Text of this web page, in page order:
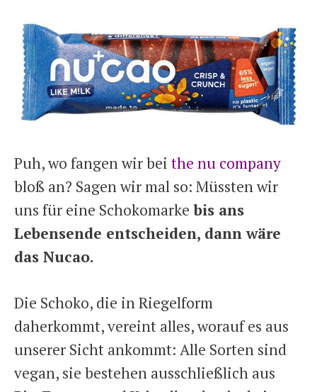
Puh, wo fangen wir bei the nu company
bloß an? Sagen wir mal so: Müssten wir
uns für eine Schokomarke bis ans
Lebensende entscheiden, dann wäre
das Nucao.
Die Schoko, die in Riegelform
daherkommt, vereint alles, worauf es aus
unserer Sicht ankommt: Alle Sorten sind
vegan, sie bestehen ausschließlich aus